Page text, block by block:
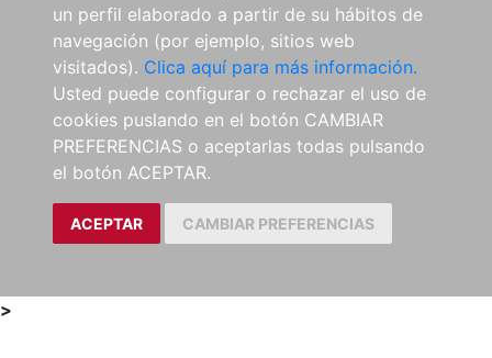
un perfil elaborado a partir de su hábitos de
navegación (por ejemplo, sitios web
visitados). Clica aquí para más información.
Usted puede configurar o rechazar el uso de
cookies puslando en el botón CAMBIAR
PREFERENCIAS o aceptarlas todas pulsando
el botón ACEPTAR.
ACEPTAR CAMBIAR PREFERENCIAS
>